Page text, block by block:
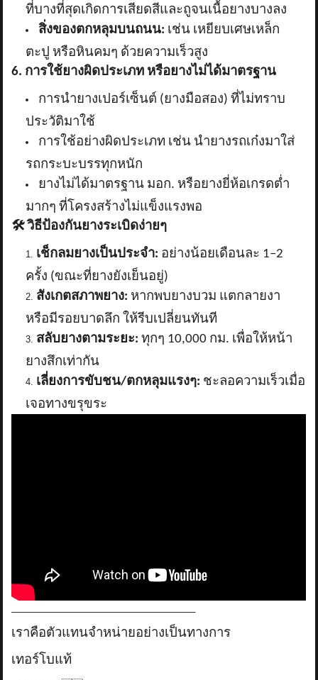
ที่บางที่สุดเกิดการเสียดสีและถูจนเนื้อยางบางลง
สิ่งของตกหลุมบนถนน: เช่น เหยียบเศษเหล็ก
ตะปู หรือหินคมๆ ด้วยความเร็วสูง
6. การใช้ยางผิดประเภท หรือยางไม่ได้มาตรฐาน
การนำยางเปอร์เซ็นต์ (ยางมือสอง) ที่ไม่ทราบ
ประวัติมาใช้
การใช้อย่างผิดประเภท เช่น นำยางรถเก๋งมาใส่
รถกระบะบรรทุกหนัก
ยางไม่ได้มาตรฐาน มอก. หรือยางยี่ห้อเกรดต่ำ
มากๆ ที่โครงสร้างไม่แข็งแรงพอ
🛠️วิธีป้องกันยางระเบิดง่ายๆ
เช็กลมยางเป็นประจำ: อย่างน้อยเดือนละ 1–2
ครั้ง (ขณะที่ยางยังเย็นอยู่)
สังเกตสภาพยาง: หากพบยางบวม แตกลายงา
หรือมีรอยบาดลึก ให้รีบเปลี่ยนทันที
สลับยางตามระยะ: ทุกๆ 10,000 กม. เพื่อให้หน้า
ยางสึกเท่ากัน
เลี่ยงการขับชน/ตกหลุมแรงๆ: ชะลอความเร็วเมื่อ
เจอทางขรุขระ
เราคือตัวแทนจำหน่ายอย่างเป็นทางการ
เทอร์โบแท้